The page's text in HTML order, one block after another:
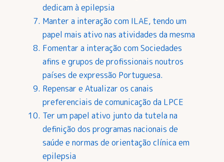
dedicam à epilepsia
Manter a interação com ILAE, tendo um
papel mais ativo nas atividades da mesma
Fomentar a interação com Sociedades
afins e grupos de profissionais noutros
países de expressão Portuguesa.
Repensar e Atualizar os canais
preferenciais de comunicação da LPCE
Ter um papel ativo junto da tutela na
definição dos programas nacionais de
saúde e normas de orientação clínica em
epilepsia